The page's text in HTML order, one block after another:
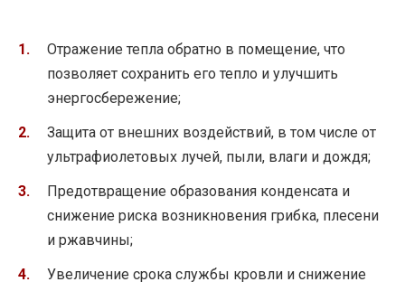
Отражение тепла обратно в помещение, что
позволяет сохранить его тепло и улучшить
энергосбережение;
Защита от внешних воздействий, в том числе от
ультрафиолетовых лучей, пыли, влаги и дождя;
Предотвращение образования конденсата и
снижение риска возникновения грибка, плесени
и ржавчины;
Увеличение срока службы кровли и снижение